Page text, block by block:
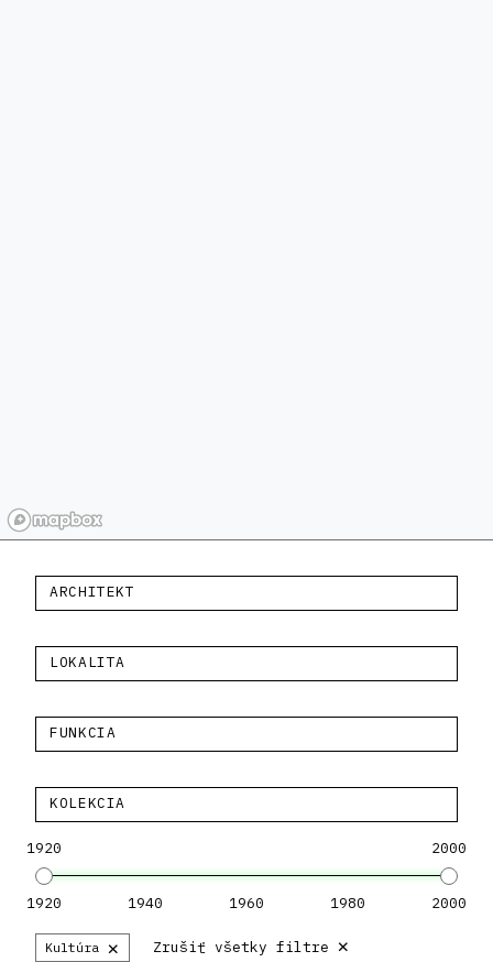
ARCHITEKT
LOKALITA
FUNKCIA
KOLEKCIA
1920 2000
1920 1940 1960 1980 2000
Kultúra × Zrušiť všetky filtre ×